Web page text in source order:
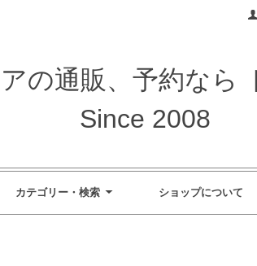
の通販、予約なら
Since 2008
カテゴリー・検索 ショップについて